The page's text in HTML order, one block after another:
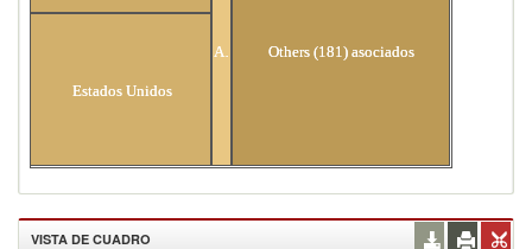
Estados Unidos
Others (181) asociados
VISTA DE CUADRO